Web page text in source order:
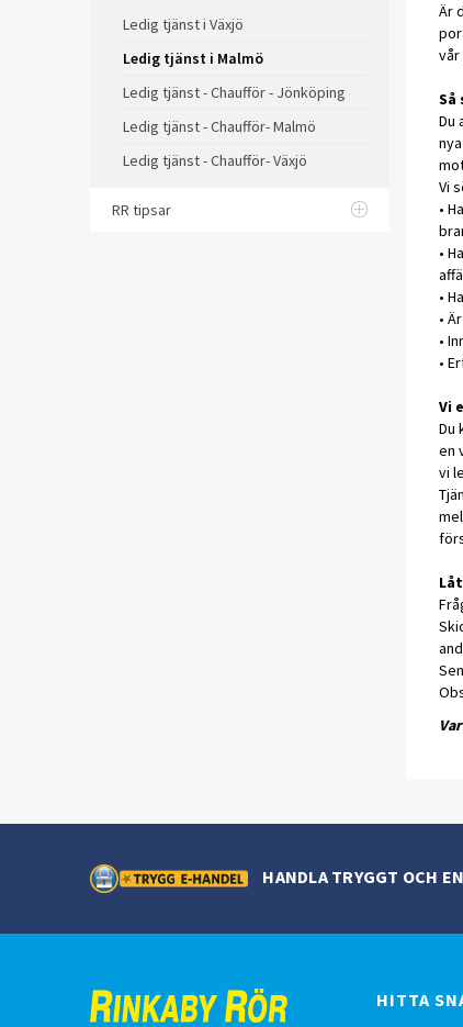
Ledig tjänst i Växjö
Ledig tjänst i Malmö
Ledig tjänst - Chaufför - Jönköping
Ledig tjänst - Chaufför- Malmö
Ledig tjänst - Chaufför- Växjö
RR tipsar
Är
vår
Så
Du
Vi
•
•
•
•
•
•
Vi
Du
en
vi
HANDLA TRYGGT OCH
HITTA